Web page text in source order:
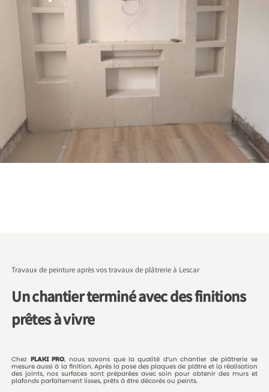
Travaux de peinture après vos travaux de plâtrerie à Lescar
Un chantier terminé avec des finitions
prêtes à vivre
Chez PLAKIPRO, noussavons que laqualité d’unchantier deplâtrerie se
mesureaussià la finition. Après laposedesplaquesde plâtre et la réalisation
desjoints, nos surfaces sont préparées avecsoinpourobtenirdes murs et
plafondsparfaitementlisses,prêtsàêtredécorésoupeints.